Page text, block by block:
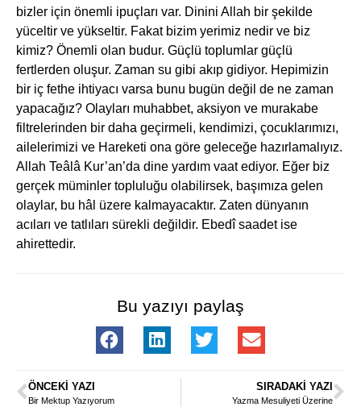
bizler için önemli ipuçları var. Dinini Allah bir şekilde
yüceltir ve yükseltir. Fakat bizim yerimiz nedir ve biz
kimiz? Önemli olan budur. Güçlü toplumlar güçlü
fertlerden oluşur. Zaman su gibi akıp gidiyor. Hepimizin
bir iç fethe ihtiyacı varsa bunu bugün değil de ne zaman
yapacağız? Olayları muhabbet, aksiyon ve murakabe
filtrelerinden bir daha geçirmeli, kendimizi, çocuklarımızı,
ailelerimizi ve Hareketi ona göre geleceğe hazırlamalıyız.
Allah Teâlâ Kur’an’da dine yardım vaat ediyor. Eğer biz
gerçek müminler topluluğu olabilirsek, başımıza gelen
olaylar, bu hâl üzere kalmayacaktır. Zaten dünyanın
acıları ve tatlıları sürekli değildir. Ebedî saadet ise
ahirettedir.
Bu yazıyı paylaş
ÖNCEKI YAZI
Bir Mektup Yazıyorum
SIRADAKI YAZI
Yazma Mesuliyeti Üzerine